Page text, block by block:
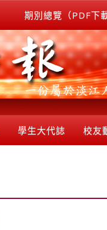
期別總覽（PDF下載
學生大代誌 校友